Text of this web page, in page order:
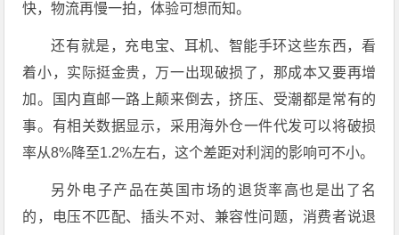
快，物流再慢一拍，体验可想而知。
还有就是，充电宝、耳机、智能手环这些东西，看
着小，实际挺金贵，万一出现破损了，那成本又要再增
加。国内直邮一路上颠来倒去，挤压、受潮都是常有的
事。有相关数据显示，采用海外仓一件代发可以将破损
率从8%降至1.2%左右，这个差距对利润的影响可不小。
另外电子产品在英国市场的退货率高也是出了名
的，电压不匹配、插头不对、兼容性问题，消费者说退